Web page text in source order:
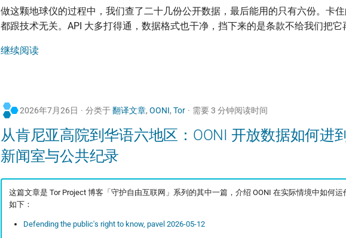
做这颗地球仪的过程中，我们查了二十几份公开数据，最后能用的只有六份。卡
都跟技术无关。API 大多打得通，数据格式也干净，挡下来的是条款不给我们把它
继续阅读
2026年7月26日 分类于翻译文章, OONI, Tor 需要 3 分钟阅读时间
从肯尼亚高院到华语六地区：OONI 开放数据如何进
新闻室与公共纪录
这篇文章是 Tor Project 博客「守护自由互联网」系列的其中一篇，介绍 OONI 在实际情境中如何运
如下：
Defending the public's right to know, pavel 2026-05-12